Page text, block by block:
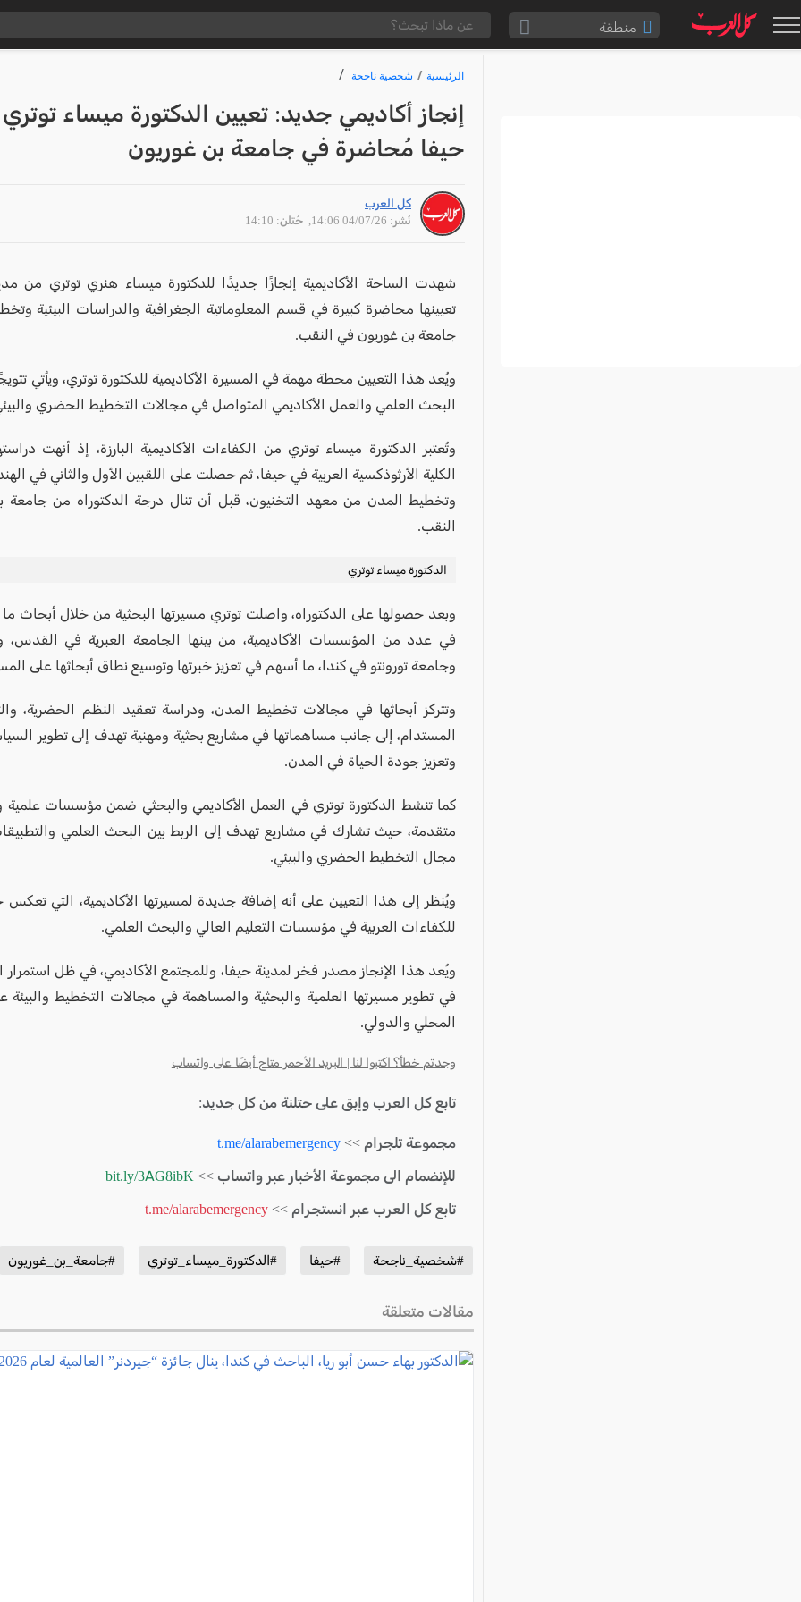
منطقة
الرئيسية شخصية ناجحة
إنجاز أكاديمي جديد: تعيين الدكتورة ميساء
حيفا مُحاضرة في جامعة بن غوريون
كل العرب
نُشر: 04/07/26 14:06
, حُتلن: 14:10
شهدت الساحة الأكاديمية إنجازًا جديدًا للدكتورة ميساء هنري توتري من
تعيينها محاضِرة كبيرة في قسم المعلوماتية الجغرافية والدراسات البيئية
جامعة بن غوريون في النقب.
ويُعد هذا التعيين محطة مهمة في المسيرة الأكاديمية للدكتورة توتري، ويأتي
البحث العلمي والعمل الأكاديمي المتواصل في مجالات التخطيط الحضري
وتُعتبر الدكتورة ميساء توتري من الكفاءات الأكاديمية البارزة، إذ أنهت
الكلية الأرثوذكسية العربية في حيفا، ثم حصلت على اللقبين الأول والثاني في
وتخطيط المدن من معهد التخنيون، قبل أن تنال درجة الدكتوراه من جامعة
النقب.
الدكتورة ميساء توتري
وبعد حصولها على الدكتوراه، واصلت توتري مسيرتها البحثية من خلال أبحاث ما
في عدد من المؤسسات الأكاديمية، من بينها الجامعة العبرية في القدس،
وجامعة تورونتو في كندا، ما أسهم في تعزيز خبرتها وتوسيع نطاق أبحاثها على
وتتركز أبحاثها في مجالات تخطيط المدن، ودراسة تعقيد النظم الحضرية،
المستدام، إلى جانب مساهماتها في مشاريع بحثية ومهنية تهدف إلى تطوير
وتعزيز جودة الحياة في المدن.
كما تنشط الدكتورة توتري في العمل الأكاديمي والبحثي ضمن مؤسسات علمية
متقدمة، حيث تشارك في مشاريع تهدف إلى الربط بين البحث العلمي
مجال التخطيط الحضري والبيئي.
ويُنظر إلى هذا التعيين على أنه إضافة جديدة لمسيرتها الأكاديمية، التي تعكس
للكفاءات العربية في مؤسسات التعليم العالي والبحث العلمي.
ويُعد هذا الإنجاز مصدر فخر لمدينة حيفا، وللمجتمع الأكاديمي، في ظل استمرار
في تطوير مسيرتها العلمية والبحثية والمساهمة في مجالات التخطيط والبيئة
المحلي والدولي.
وجدتم خطأ؟ اكتبوا لنا | البريد الأحمر متاح أيضًا على واتساب
تابع كل العرب وإبق على حتلنة من كل جديد:
مجموعة تلجرام >> t.me/alarabemergency
للإنضمام الى مجموعة الأخبار عبر واتساب >> bit.ly/3AG8ibK
تابع كل العرب عبر انستجرام >> t.me/alarabemergency
#شخصية_ناجحة #حيفا #الدكتورة_ميساء_توتري #جامعة_بن_غوريون
مقالات متعلقة